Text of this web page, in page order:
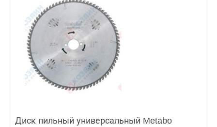
Диск пильный универсальный Metabo